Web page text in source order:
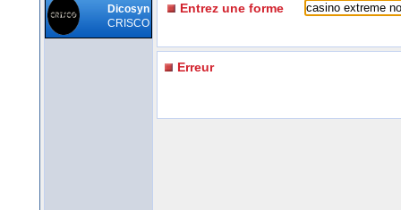
Dicosyn
CRISCO
Entrez une forme
Erreur